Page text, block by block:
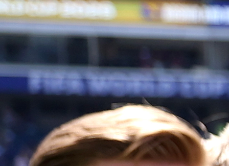
LJETNI KAMP ZA U-17 IGRAČE
U Trening centru NS/FS BiH u Zenici će od 26. do
jula biti održan ljetni kamp za U-17
Bosne i Hercegovine.